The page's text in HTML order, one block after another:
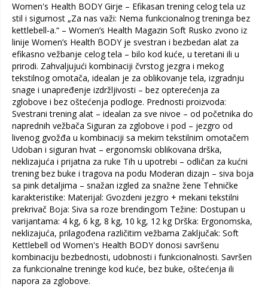
Women's Health BODY Girje – Efikasan trening celog tela uz
stil i sigurnost „Za nas važi: Nema funkcionalnog treninga bez
kettlebell-a.“ – Women’s Health Magazin Soft Rusko zvono iz
linije Women’s Health BODY je svestran i bezbedan alat za
efikasno vežbanje celog tela – bilo kod kuće, u teretani ili u
prirodi. Zahvaljujući kombinaciji čvrstog jezgra i mekog
tekstilnog omotača, idealan je za oblikovanje tela, izgradnju
snage i unapređenje izdržljivosti – bez opterećenja za
zglobove i bez oštećenja podloge. Prednosti proizvoda:
Svestrani trening alat – idealan za sve nivoe – od početnika do
naprednih vežbača Siguran za zglobove i pod – jezgro od
livenog gvožđa u kombinaciji sa mekim tekstilnim omotačem
Udoban i siguran hvat – ergonomski oblikovana drška,
neklizajuća i prijatna za ruke Tih u upotrebi – odličan za kućni
trening bez buke i tragova na podu Moderan dizajn – siva boja
sa pink detaljima – snažan izgled za snažne žene Tehničke
karakteristike: Materijal: Gvozdeni jezgro + mekani tekstilni
prekrivač Boja: Siva sa roze brendingom Težine: Dostupan u
varijantama: 4 kg, 6 kg, 8 kg, 10 kg, 12 kg Drška: Ergonomska,
neklizajuća, prilagođena različitim vežbama Zaključak: Soft
Kettlebell od Women's Health BODY donosi savršenu
kombinaciju bezbednosti, udobnosti i funkcionalnosti. Savršen
za funkcionalne treninge kod kuće, bez buke, oštećenja ili
napora za zglobove.